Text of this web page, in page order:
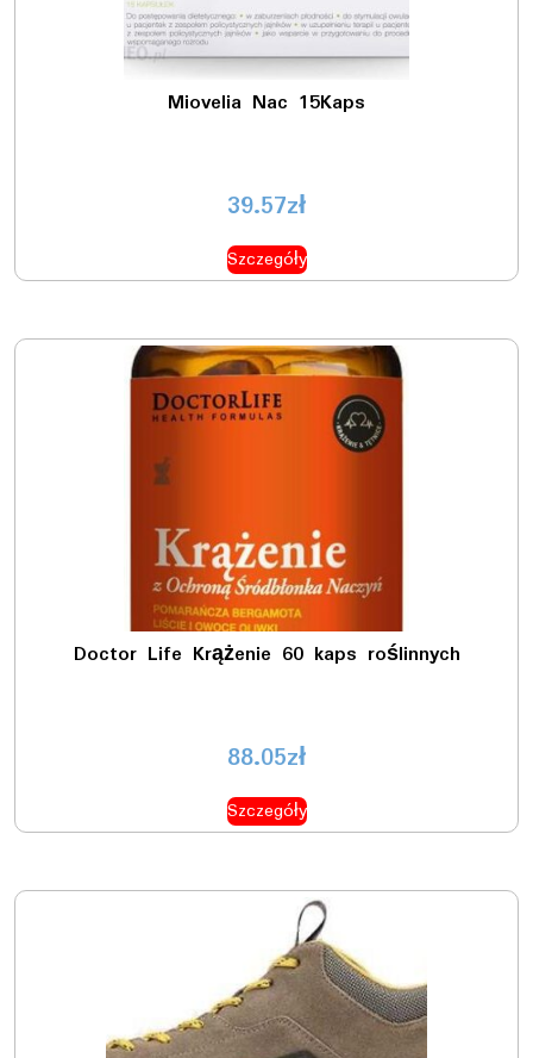
Miovelia Nac 15Kaps
39.57zł
Szczegóły
Doctor Life Krążenie 60 kaps roślinnych
88.05zł
Szczegóły